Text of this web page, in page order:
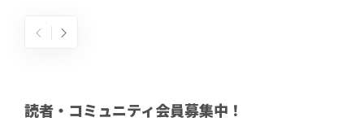
読者・コミュニティ会員募集中！